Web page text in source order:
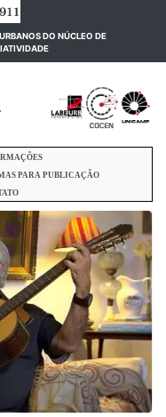
DO NÚCLEO DE
(current)
PARA PUBLICAÇÃO